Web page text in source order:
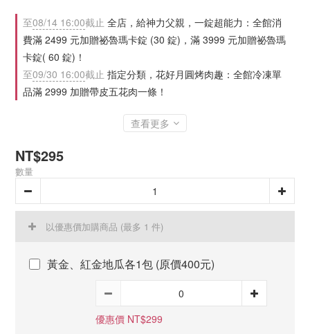
至08/14 16:00截止 全店，給神力父親，一錠超能力：全館消
費滿 2499 元加贈祕魯瑪卡錠 (30 錠)，滿 3999 元加贈祕魯瑪
卡錠( 60 錠)！
至09/30 16:00截止 指定分類，花好月圓烤肉趣：全館冷凍單
品滿 2999 加贈帶皮五花肉一條！
查看更多
NT$295
數量
以優惠價加購商品 (最多 1 件)
黃金、紅金地瓜各1包 (原價400元)
優惠價 NT$299